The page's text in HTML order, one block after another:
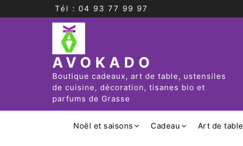
Tél : 04 93 77 99 97
AVOKADO
Boutique cadeaux, art de table, ustensiles
de cuisine, décoration, tisanes bio et
parfums de Grasse
Noël et saisons Cadeau Art de table